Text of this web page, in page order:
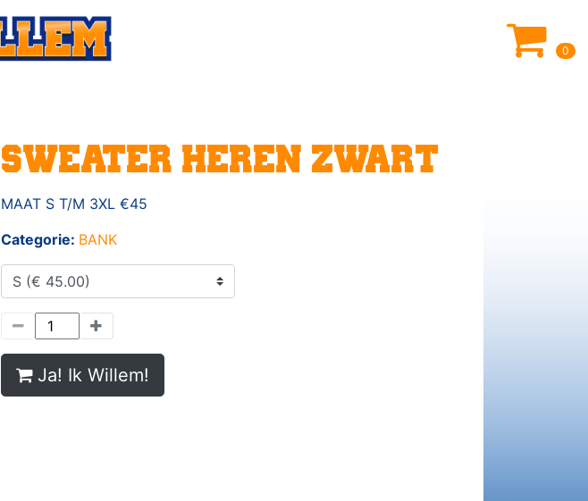
0
SWEATER HEREN ZWART
MAAT S T/M 3XL €45
Categorie: BANK
Ja! Ik Willem!